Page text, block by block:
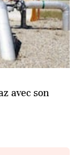
avec son